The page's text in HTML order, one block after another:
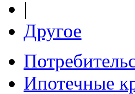
|
Другое
Ипотечные